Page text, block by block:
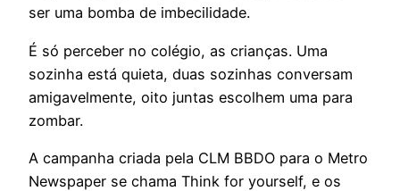
ser uma bomba de imbecilidade.
É só perceber no colégio, as crianças. Uma
sozinha está quieta, duas sozinhas conversam
amigavelmente, oito juntas escolhem uma para
zombar.
A campanha criada pela CLM BBDO para o Metro
Newspaper se chama Think for yourself, e os